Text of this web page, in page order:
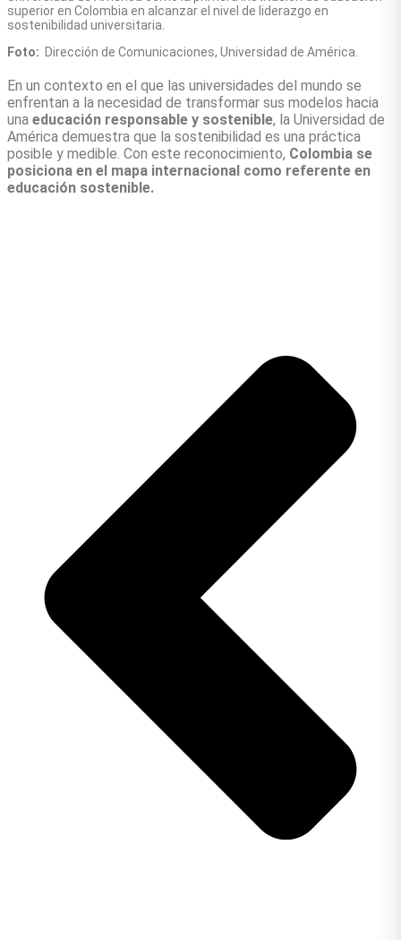
superior en Colombia en alcanzar el nivel de liderazgo en
sostenibilidad universitaria.
Foto: Dirección de Comunicaciones, Universidad de América.
En un contexto en el que las universidades del mundo se
enfrentan a la necesidad de transformar sus modelos hacia
una educación responsable y sostenible, la Universidad de
América demuestra que la sostenibilidad es una práctica
posible y medible. Con este reconocimiento, Colombia se
posiciona en el mapa internacional como referente en
educación sostenible.